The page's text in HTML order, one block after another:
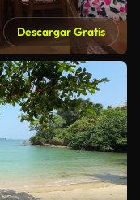
Descargar Gratis